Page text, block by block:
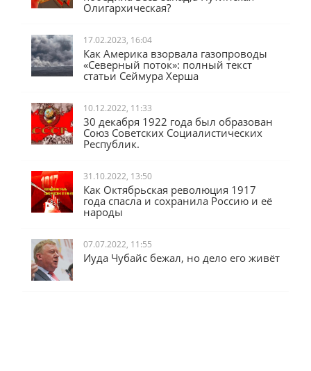
Олигархическая?
17.02.2023, 16:04
Как Америка взорвала газопроводы
«Северный поток»: полный текст
статьи Сеймура Херша
10.12.2022, 11:33
30 декабря 1922 года был образован
Союз Советских Социалистических
Республик.
31.10.2022, 13:50
Как Октябрьская революция 1917
года спасла и сохранила Россию и её
народы
07.07.2022, 11:55
Иуда Чубайс бежал, но дело его живёт